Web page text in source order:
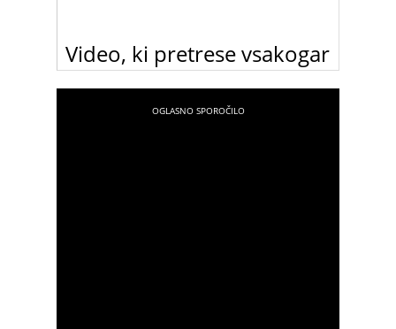
Video, ki pretrese vsakogar
fotografija na dan v najhujšem letu življenja”, ki